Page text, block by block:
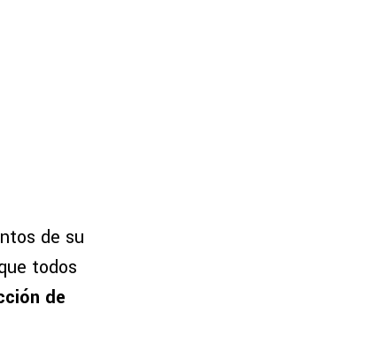
de su
todos
de